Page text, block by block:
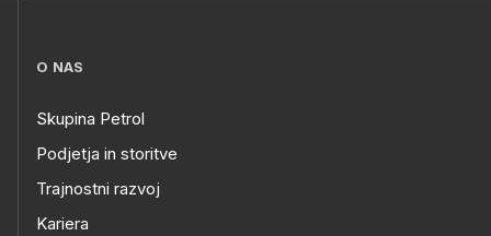
O NAS
Skupina Petrol
Podjetja in storitve
Trajnostni razvoj
Kariera